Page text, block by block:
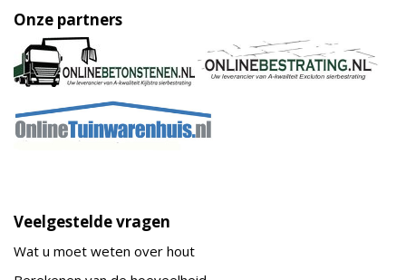
Onze partners
Veelgestelde vragen
Wat u moet weten over hout